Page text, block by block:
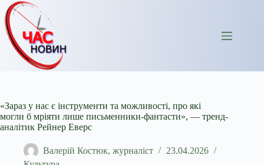
Перейти
до
вмісту
«Зараз у нас є інструменти та можливості, про які
могли б мріяти лише письменники-фантасти», — тренд-
аналітик Рейнер Еверс
Валерій Костюк, журналіст
23.04.2026